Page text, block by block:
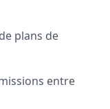
plans de
entre